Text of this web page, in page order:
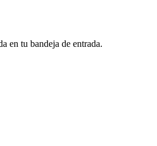
en tu bandeja de entrada.